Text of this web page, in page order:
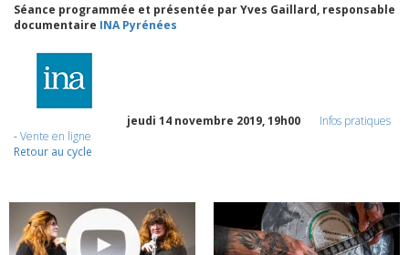
Séance programmée et présentée par Yves Gaillard, responsable
documentaire INAPyrénées
jeudi 14 novembre 2019, 19h00
Infos pratiques
-Vente en ligne
Retour au cycle